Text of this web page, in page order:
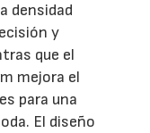
densidad
y
que el
mejora el
para una
El diseño